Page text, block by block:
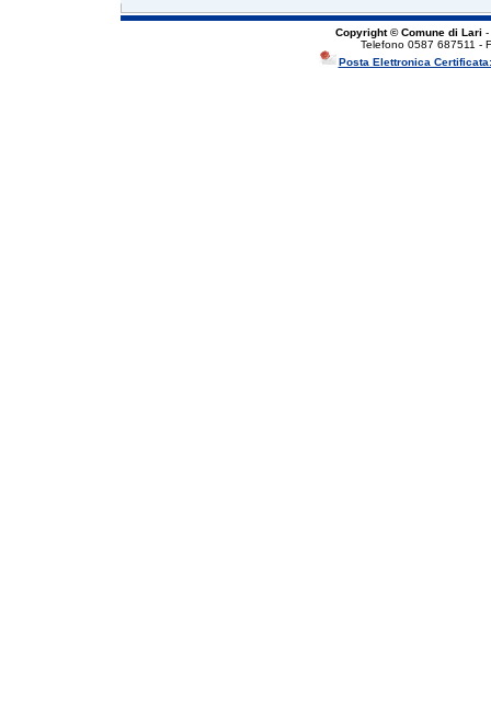
Copyright © Comune di Lari -
Telefono 0587 687511 -
Posta Elettronica Certificata: